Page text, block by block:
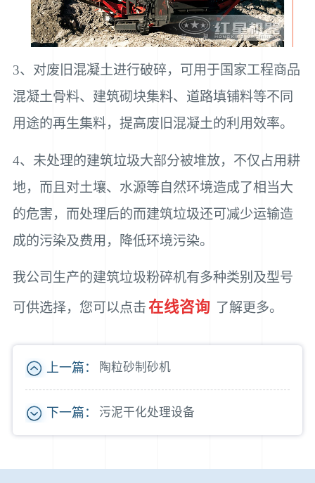
3、对废旧混凝土进行破碎，可用于国家工程商品
混凝土骨料、建筑砌块集料、道路填铺料等不同
用途的再生集料，提高废旧混凝土的利用效率。
4、未处理的建筑垃圾大部分被堆放，不仅占用耕
地，而且对土壤、水源等自然环境造成了相当大
的危害，而处理后的而建筑垃圾还可减少运输造
成的污染及费用，降低环境污染。
我公司生产的建筑垃圾粉碎机有多种类别及型号
可供选择，您可以点击在线咨询 了解更多。
上一篇： 陶粒砂制砂机
下一篇： 污泥干化处理设备